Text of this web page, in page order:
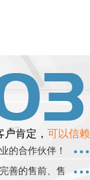
户肯定， 可以信赖
的合作伙伴！
善的售前、售